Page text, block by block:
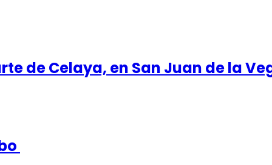
de Celaya, en San Juan de la